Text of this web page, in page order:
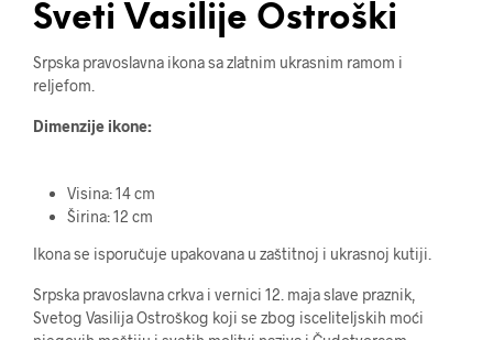
Sveti Vasilije Ostroški
Srpska pravoslavna ikona sa zlatnim ukrasnim ramom i
reljefom.
Dimenzije ikone:
Visina: 14 cm
Širina: 12 cm
Ikona se isporučuje upakovana u zaštitnoj i ukrasnoj kutiji.
Srpska pravoslavna crkva i vernici 12. maja slave praznik,
Svetog Vasilija Ostroškog koji se zbog isceliteljskih moći